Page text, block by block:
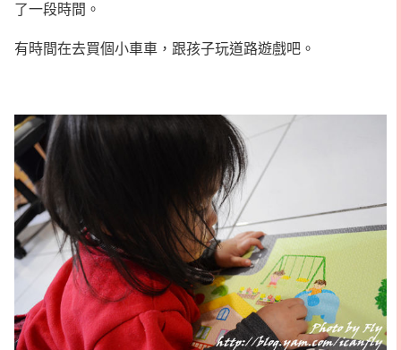
了一段時間。
有時間在去買個小車車，跟孩子玩道路遊戲吧。